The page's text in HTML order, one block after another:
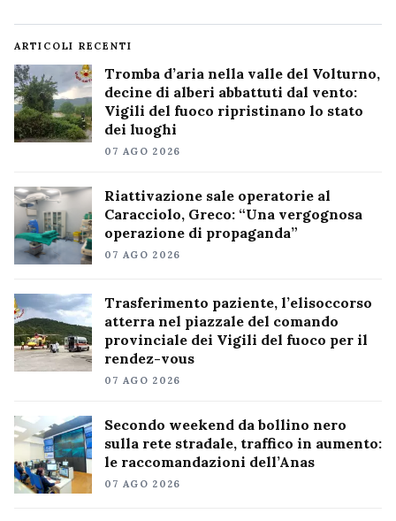
ARTICOLI RECENTI
Tromba d’aria nella valle del Volturno,
decine di alberi abbattuti dal vento:
Vigili del fuoco ripristinano lo stato
dei luoghi
07 AGO 2026
Riattivazione sale operatorie al
Caracciolo, Greco: “Una vergognosa
operazione di propaganda”
07 AGO 2026
Trasferimento paziente, l’elisoccorso
atterra nel piazzale del comando
provinciale dei Vigili del fuoco per il
rendez-vous
07 AGO 2026
Secondo weekend da bollino nero
sulla rete stradale, traffico in aumento:
le raccomandazioni dell’Anas
07 AGO 2026